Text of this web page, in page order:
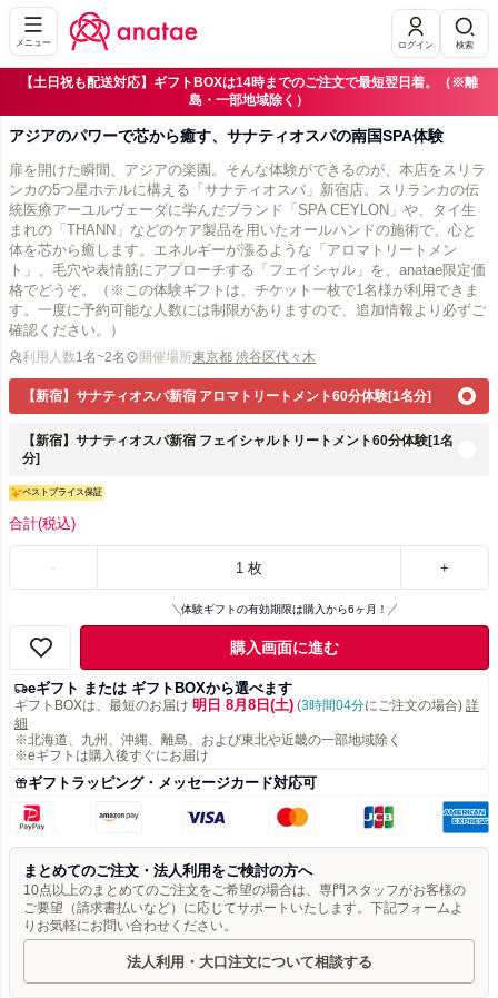
メニュー ログイン 検索
【土日祝も配送対応】ギフトBOXは14時までのご注文で最短翌日着。（※離
島・一部地域除く）
アジアのパワーで芯から癒す、サナティオスパの南国SPA体験
扉を開けた瞬間、アジアの楽園。そんな体験ができるのが、本店をスリラ
ンカの5つ星ホテルに構える「サナティオスパ」新宿店。スリランカの伝
統医療アーユルヴェーダに学んだブランド「SPA CEYLON」や、タイ生
まれの「THANN」などのケア製品を用いたオールハンドの施術で、心と
体を芯から癒します。エネルギーが漲るような「アロマトリートメン
ト」、毛穴や表情筋にアプローチする「フェイシャル」を、anatae限定価
格でどうぞ。（※この体験ギフトは、チケット一枚で1名様が利用できま
す。一度に予約可能な人数には制限がありますので、追加情報より必ずご
確認ください。）
利用人数1名~2名 開催場所東京都 渋谷区代々木
【新宿】サナティオスパ新宿 アロマトリートメント60分体験[1名分]
【新宿】サナティオスパ新宿 フェイシャルトリートメント60分体験[1名
分]
ベストプライス保証
合計(税込)
- 1 枚 +
体験ギフトの有効期限は購入から6ヶ月！
購入画面に進む
eギフト または ギフトBOXから選べます
ギフトBOXは、最短のお届け 明日 8月8日(土) (3時間04分にご注文の場合) 詳
細
※北海道、九州、沖縄、離島、および東北や近畿の一部地域除く
※eギフトは購入後すぐにお届け
ギフトラッピング・メッセージカード対応可
まとめてのご注文・法人利用をご検討の方へ
10点以上のまとめてのご注文をご希望の場合は、専門スタッフがお客様の
ご要望（請求書払いなど）に応じてサポートいたします。下記フォームよ
りお気軽にお問い合わせください。
法人利用・大口注文について相談する